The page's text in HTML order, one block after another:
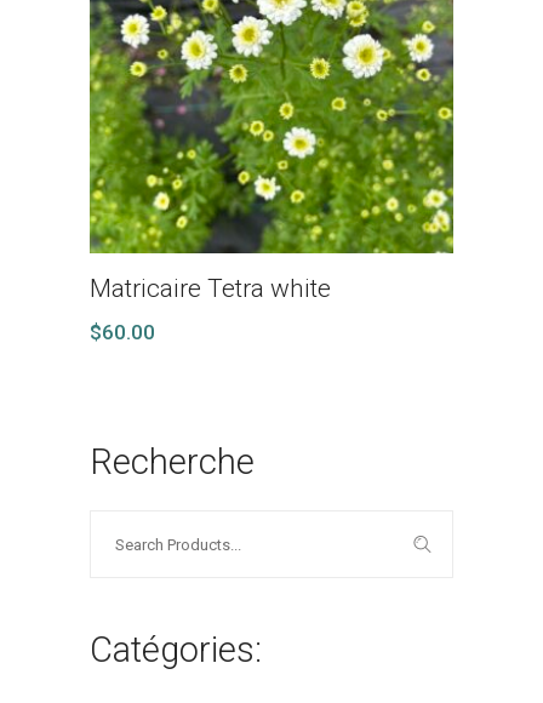
Matricaire Tetra white
$60.00
Recherche
Catégories: